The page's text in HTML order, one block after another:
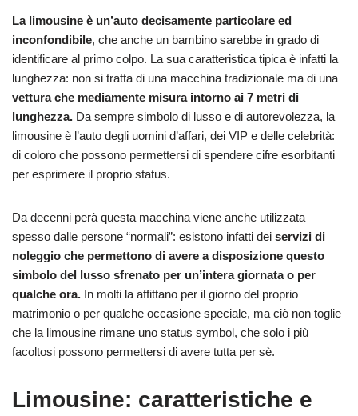
La limousine è un’auto decisamente particolare ed
inconfondibile, che anche un bambino sarebbe in grado di
identificare al primo colpo. La sua caratteristica tipica è infatti la
lunghezza: non si tratta di una macchina tradizionale ma di una
vettura che mediamente misura intorno ai 7 metri di
lunghezza. Da sempre simbolo di lusso e di autorevolezza, la
limousine è l’auto degli uomini d’affari, dei VIP e delle celebrità:
di coloro che possono permettersi di spendere cifre esorbitanti
per esprimere il proprio status.
Da decenni perà questa macchina viene anche utilizzata
spesso dalle persone “normali”: esistono infatti dei servizi di
noleggio che permettono di avere a disposizione questo
simbolo del lusso sfrenato per un’intera giornata o per
qualche ora. In molti la affittano per il giorno del proprio
matrimonio o per qualche occasione speciale, ma ciò non toglie
che la limousine rimane uno status symbol, che solo i più
facoltosi possono permettersi di avere tutta per sè.
Limousine: caratteristiche e